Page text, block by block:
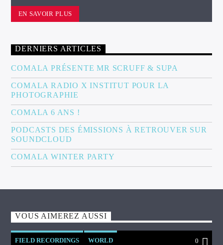
EN SAVOIR PLUS
DERNIERS ARTICLES
COMALA PRÉSENTE MR SCRUFF & SUPA
COMALA RADIO X INSTITUT POUR LA
PHOTOGRAPHIE
COMALA 6 ANS !
PODCASTS DES ÉMISSIONS À RETROUVER SUR
SOUNDCLOUD
COMALA WINTER PARTY
VOUS AIMEREZ AUSSI
FIELD RECORDINGS WORLD 0